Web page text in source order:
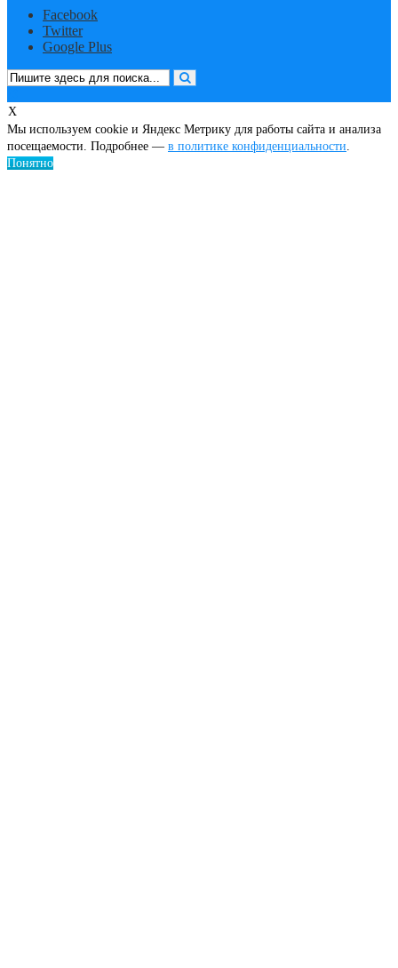
Facebook
Twitter
Google Plus
X
Мы используем cookie и Яндекс Метрику для работы сайта и анализа
посещаемости. Подробнее — в политике конфиденциальности
Понятно